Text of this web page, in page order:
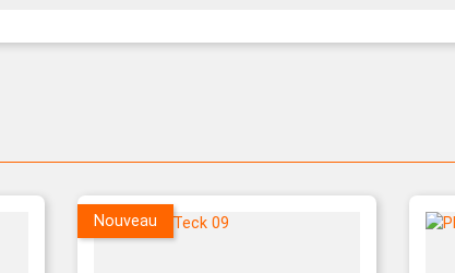
Nouveau